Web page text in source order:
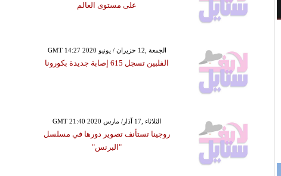
على مستوى العالم
GMT 14:27 2020 الجمعة ,12 حزيران / يونيو
الفلبين تسجل 615 إصابة جديدة بكورونا
GMT 21:40 2020 الثلاثاء ,17 آذار/ مارس
روجينا تستأنف تصوير دورها في مسلسل
"البرنس"